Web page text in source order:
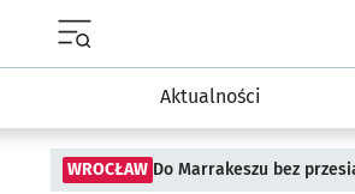
Aktualności
WROCŁAW Do Marrakeszu bez